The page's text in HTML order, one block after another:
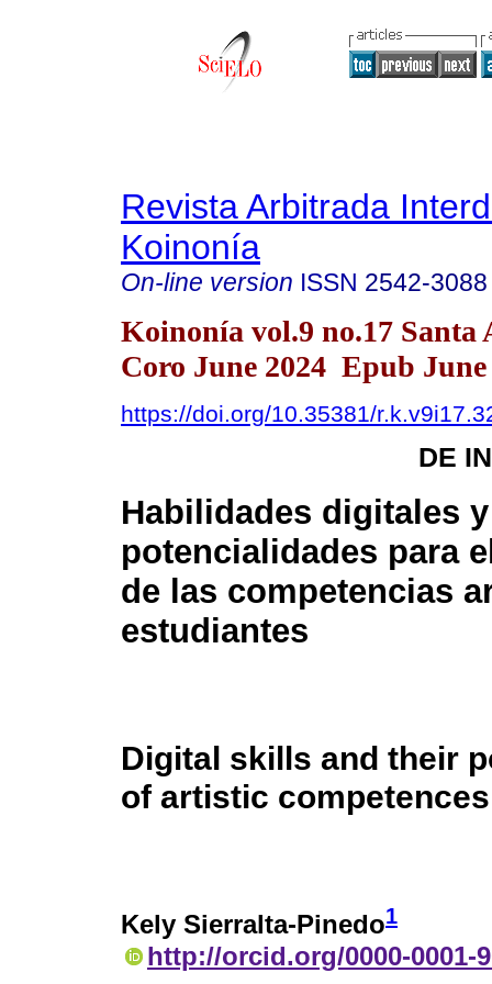
Revista Arbitrada
Koinonía
On-line version ISSN 2542-3088
Koinonía vol.9 no.17 Santa
Coro June 2024 Epub June
https://doi.org/10.35381/
DE
Habilidades digitales
potencialidades para
de las competencias
estudiantes
Digital skills and their
of artistic
Kely Sierralta-Pinedo1
http://orcid.org/0000-0001-